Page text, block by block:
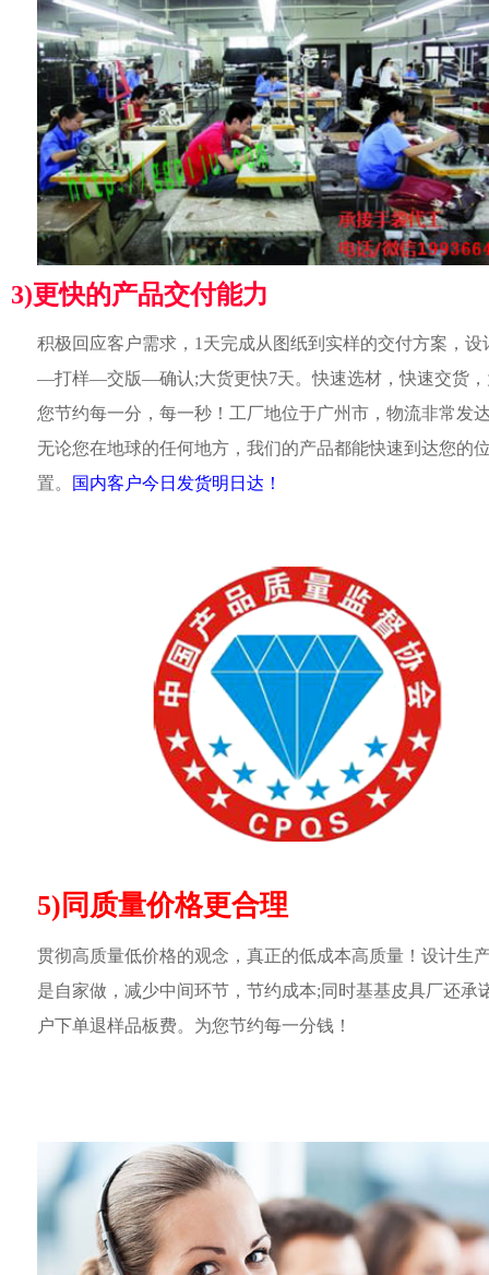
3)更快的产品交付能力
积极回应客户需求，1天完成从图纸到实样的交付方案，设
—打样—交版—确认;大货更快7天。快速选材，快速交货
您节约每一分，每一秒！工厂地位于广州市，物流非常发
无论您在地球的任何地方，我们的产品都能快速到达您的
置。
国内客户今日发货明日达！
5)同质量价格更合理
贯彻高质量低价格的观念，真正的低成本高质量！设计生
是自家做，减少中间环节，节约成本;同时基基皮具厂还承
户下单退样品板费。为您节约每一分钱！